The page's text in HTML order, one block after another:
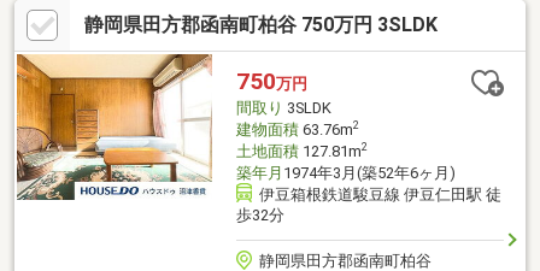
静岡県田方郡函南町柏谷 750万円 3SLDK
750万円
間取り 3SLDK
建物面積63.76m2
土地面積127.81m2
築年月 1974年3月(築52年6ヶ月)
伊豆箱根鉄道駿豆線 伊豆仁田駅 徒
歩32分
静岡県田方郡函南町柏谷